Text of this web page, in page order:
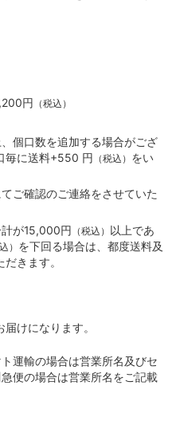
円 （税込）
個口数を追加する場合がござ
毎に送料+550 円 （税込） をい
ご確認のご連絡をさせていた
が15,000円 （税込） 以上であ
） を下回る場合は、都度送料及
きます。
けになります。
運輸の場合は営業所名及びセ
便の場合は営業所名をご記載